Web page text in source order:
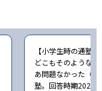
【小学生時の通塾
どこもそのような
あ問題なかった（
塾。回答時期2023